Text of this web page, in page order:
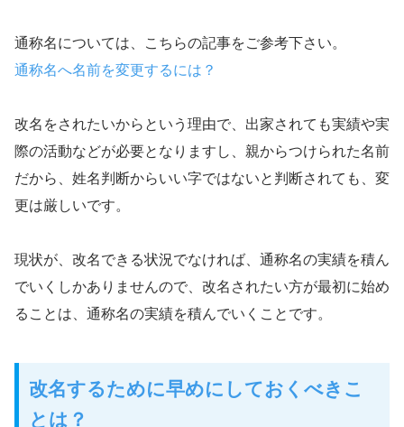
通称名については、こちらの記事をご参考下さい。
通称名へ名前を変更するには？
改名をされたいからという理由で、出家されても実績や実
際の活動などが必要となりますし、親からつけられた名前
だから、姓名判断からいい字ではないと判断されても、変
更は厳しいです。
現状が、改名できる状況でなければ、通称名の実績を積ん
でいくしかありませんので、改名されたい方が最初に始め
ることは、通称名の実績を積んでいくことです。
改名するために早めにしておくべきこ
とは？